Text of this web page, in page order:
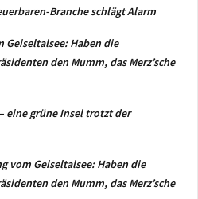
Branche schlägt Alarm
Geiseltalsee: Haben die
den Mumm, das Merz’sche
eine grüne Insel trotzt der
vom Geiseltalsee: Haben die
den Mumm, das Merz’sche